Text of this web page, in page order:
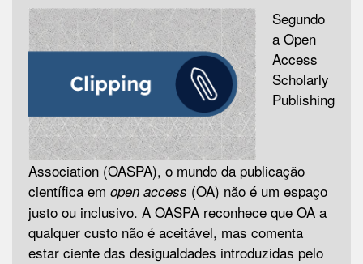
Segundo
a Open
Access
Scholarly
Publishing
Association (OASPA), o mundo da publicação
científica em open access (OA) não é um espaço
justo ou inclusivo. A OASPA reconhece que OA a
qualquer custo não é aceitável, mas comenta
estar ciente das desigualdades introduzidas pelo